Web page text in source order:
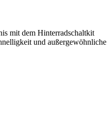
mit dem Hinterradschaltkit
und außergewöhnliche